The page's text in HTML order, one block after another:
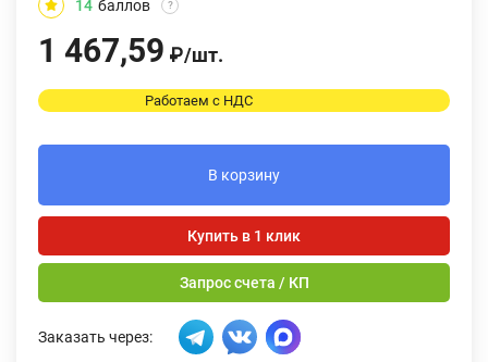
14 баллов ?
1 467,59 ₽/шт.
Работаем с НДС
В корзину
Купить в 1 клик
Запрос счета / КП
Заказать через: